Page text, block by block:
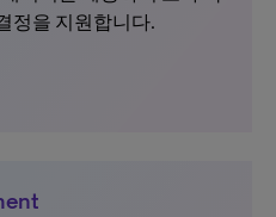
정을 지원합니다.